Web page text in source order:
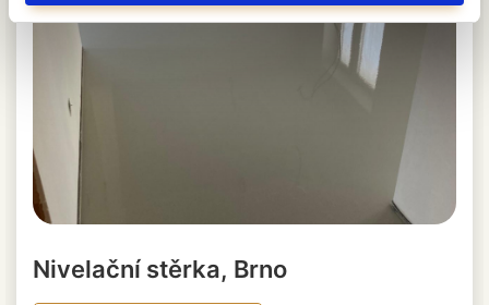
Nivelační stěrka, Brno